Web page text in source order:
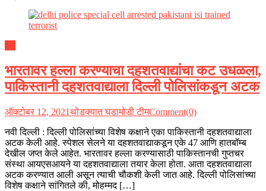
भारतावर हल्ला करण्याचा दहशतवाद्यांचा कट उधळला,
पाकिस्तानी दहशतवाद्याला दिल्ली पोलिसांकडून अटक
ऑक्टोबर 12, 2021थोडक्यात घडामोडी टीमComment(0)
नवी दिल्ली : दिल्ली पोलिसांच्या विशेष कक्षाने एका पाकिस्तानी दहशतवाद्याला
अटक केली आहे. स्पेशल सेलने या दहशतवाद्याकडून एके 47 आणि हातबॉम्ब
देखील जप्त केले आहेत. भारतावर हल्ला करण्यासाठी पाकिस्तानची गुप्तचर
संस्था आयएसआयने या दहशतवाद्याला तयार केला होता. आता दहशतवाद्याला
अटक करण्यात आली असून त्याची चौकशी केली जात आहे. दिल्ली पोलिसांच्या
विशेष कक्षाने सांगितले की, मोहम्मद […]